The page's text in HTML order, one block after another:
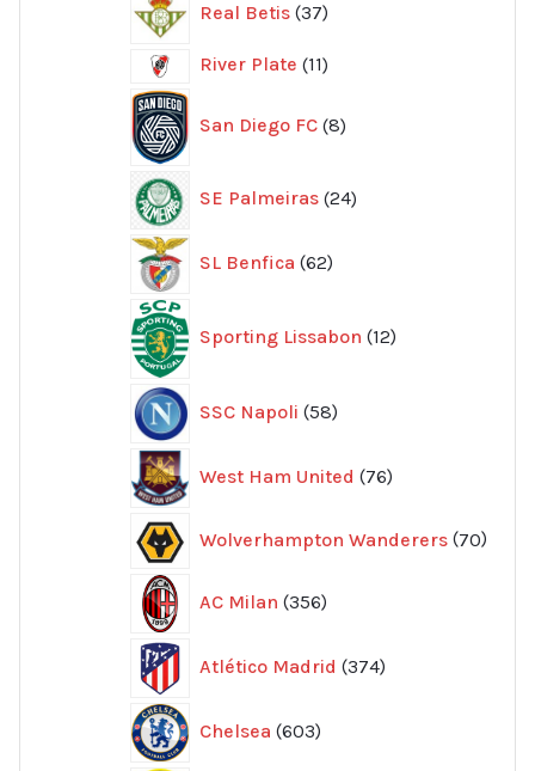
Real Betis 37
produkter
River Plate 1111
San Diego FC 8produkter
SE Palmeiras 24
produkter
SL Benfica 62
produkter
Sporting Lissabon 12produkter
SSC Napoli 58
produkter
West Ham United 76
produkter
Wolverhampton Wanderers 70
AC Milan 356
produkter
Atlético Madrid 374
produkter
Chelsea 603
produkter